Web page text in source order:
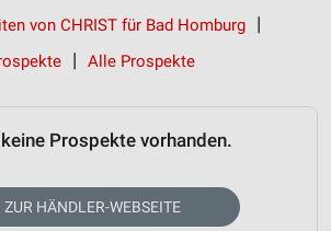
von CHRIST für Bad Homburg
Alle Prospekte
Prospekte vorhanden.
ZUR HÄNDLER-WEBSEITE